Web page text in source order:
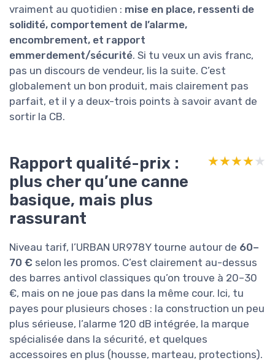
vraiment au quotidien : mise en place, ressenti de
solidité, comportement de l’alarme,
encombrement, et rapport
emmerdement/sécurité. Si tu veux un avis franc,
pas un discours de vendeur, lis la suite. C’est
globalement un bon produit, mais clairement pas
parfait, et il y a deux-trois points à savoir avant de
sortir la CB.
Rapport qualité-prix :
plus cher qu’une canne
basique, mais plus
rassurant
★★★★★
★★★★★
Niveau tarif, l’URBAN UR978Y tourne autour de 60–
70 € selon les promos. C’est clairement au-dessus
des barres antivol classiques qu’on trouve à 20–30
€, mais on ne joue pas dans la même cour. Ici, tu
payes pour plusieurs choses : la construction un peu
plus sérieuse, l’alarme 120 dB intégrée, la marque
spécialisée dans la sécurité, et quelques
accessoires en plus (housse, marteau, protections).